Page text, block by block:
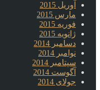
آوریل 2015
مارس 2015
فوریه 2015
ژانویه 2015
دسامبر 2014
نوامبر 2014
سپتامبر 2014
آگوست 2014
جولای 2014